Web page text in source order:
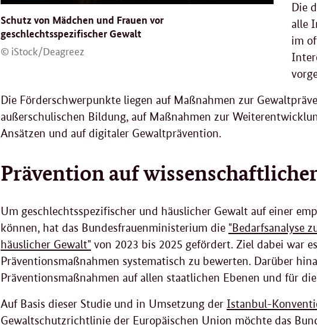
Schutz von Mädchen und Frauen vor
geschlechtsspezifischer Gewalt
© iStock/Deagreez
Die
alle
im
Die Förderschwerpunkte liegen auf Maßnahmen zur
außerschulischen Bildung, auf Maßnahmen zur
Ansätzen und auf digitaler Gewaltprävention.
Prävention auf
Um geschlechtsspezifischer und häuslicher Gewalt auf einer
können, hat das Bundesfrauenministerium die "Bedarfsanalyse
häuslicher Gewalt" von 2023 bis 2025 gefördert. Ziel dabei war
Präventionsmaßnahmen systematisch zu bewerten. Darüber
Präventionsmaßnahmen auf allen staatlichen Ebenen und für
Auf Basis dieser Studie und in Umsetzung der Istanbul-
Gewaltschutzrichtlinie der Europäischen Union möchte das